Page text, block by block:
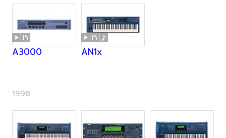
A3000 AN1x
1998